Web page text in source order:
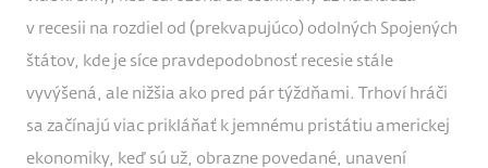
v recesii na rozdiel od (prekvapujúco) odolných Spojených
štátov, kde je síce pravdepodobnosť recesie stále
vyvýšená, ale nižšia ako pred pár týždňami. Trhoví hráči
sa začínajú viac prikláňať k jemnému pristátiu americkej
ekonomiky, keď sú už, obrazne povedané, unavení